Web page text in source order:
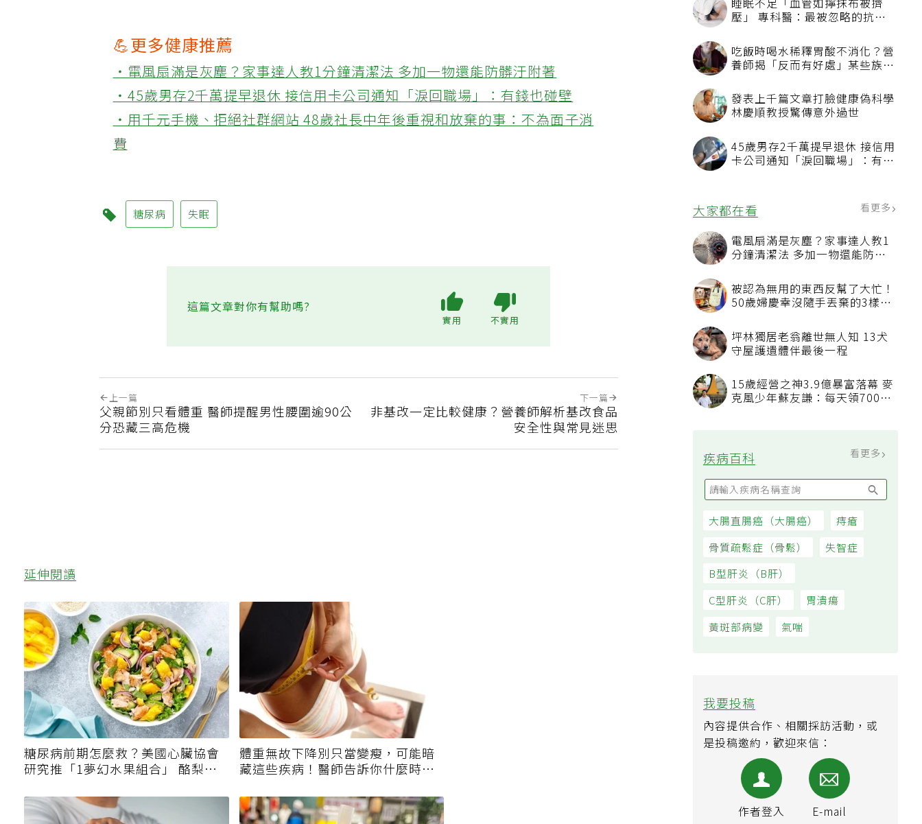
睡眠不足「血管如擰抹布被擠
壓」 專科醫：最被忽略的抗老
吃飯時喝水稀釋胃酸不消化？營
養師揭「反而有好處」某些族群
發表上千篇文章打臉健康偽科學
林慶順教授驚傳意外過世
45歲男存2千萬提早退休 接信用
卡公司通知「淚回職場」：有錢
大家都在看 看更多
電風扇滿是灰塵？家事達人教1
分鐘清潔法 多加一物還能防髒
被認為無用的東西反幫了大忙！
50歲婦慶幸沒隨手丟棄的3樣物
坪林獨居老翁離世無人知 13犬
守屋護遺體伴最後一程
15歲經營之神3.9億暴富落幕 麥
克風少年蘇友謙：每天領700元
疾病百科
大腸直腸癌（大腸癌） 痔瘡
骨質疏鬆症（骨鬆） 失智症
我要投稿
內容提供合作、相關採訪活動，或
是投稿邀約，歡迎來信：
💪更多健康推薦
‧電風扇滿是灰塵？家事達人教1分鐘清潔法 多加一物還能防髒汙附著
‧45歲男存2千萬提早退休 接信用卡公司通知「淚回職場」：有錢也碰壁
‧用千元手機、拒絕社群網站 48歲社長中年後重視和放棄的事：不為面子消
費
糖尿病 失眠
這篇文章對你有幫助嗎?
上一篇
父親節別只看體重 醫師提醒男性腰圍逾90公
分恐藏三高危機
下一篇
非基改一定比較健康？營養師解析基改食品
安全性與常見迷思
延伸閱讀
糖尿病前期怎麼救？美國心臟協會
研究推「1夢幻水果組合」 酪梨加
它改善血管功能
體重無故下降別只當變瘦，可能暗
藏這些疾病！醫師告訴你什麼時候
該就醫？